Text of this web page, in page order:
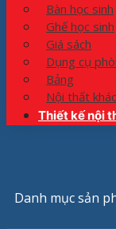
Bàn học sinh
Ghế học sinh
Giá sách
Dụng cụ
Bảng
Nội thất khác
Thiết kế nội
Danh mục sản